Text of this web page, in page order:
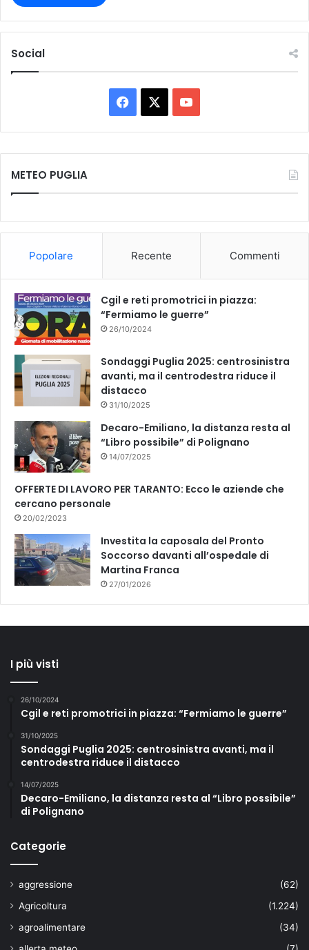
Social
a
c
k
o
u
METEO PUGLIA
Popolare Recente Commenti
Cgil e reti promotrici in piazza:
“Fermiamo le guerre”
26/10/2024
Sondaggi Puglia 2025: centrosinistra
avanti, ma il centrodestra riduce il
distacco
31/10/2025
Decaro-Emiliano, la distanza resta al
“Libro possibile” di Polignano
14/07/2025
OFFERTE DI LAVORO PER TARANTO: Ecco le aziende che
cercano personale
20/02/2023
Investita la caposala del Pronto
Soccorso davanti all’ospedale di
Martina Franca
27/01/2026
I più visti
26/10/2024
Cgil e reti promotrici in piazza: “Fermiamo le guerre”
31/10/2025
Sondaggi Puglia 2025: centrosinistra avanti, ma il
centrodestra riduce il distacco
14/07/2025
Decaro-Emiliano, la distanza resta al “Libro possibile”
di Polignano
Categorie
aggressione
(62)
Agricoltura
(1.224)
agroalimentare
(34)